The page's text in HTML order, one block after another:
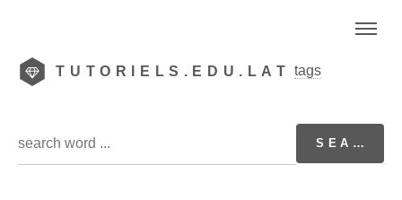
TUTORIELS.EDU.LAT tags